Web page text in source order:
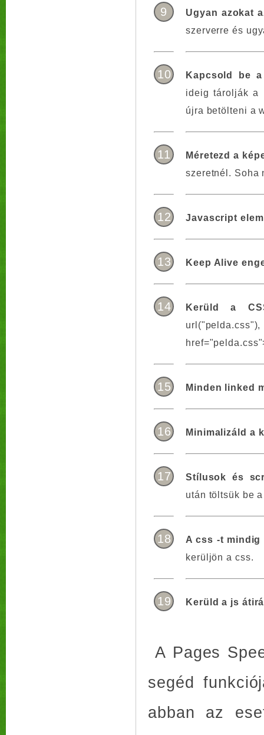
9
Ugyan azokat
szerverre és
10
Kapcsold be
ideig tárolják a
újra betölteni a
11
Méretezd a
szeretnél. Soha
12 Javascript
13 Keep Alive
14
Kerüld a
15 Minden linked
16 Minimalizáld a
17
Stílusok és
után töltsük be
18
A css -t
kerüljön a css.
19 Kerüld a js
A Pages
segéd
abban az